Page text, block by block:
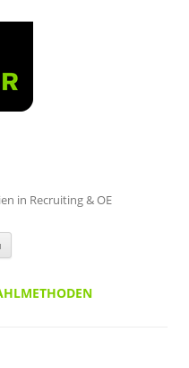
in Recruiting & OE